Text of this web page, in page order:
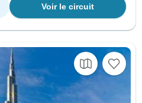
Voir le circuit